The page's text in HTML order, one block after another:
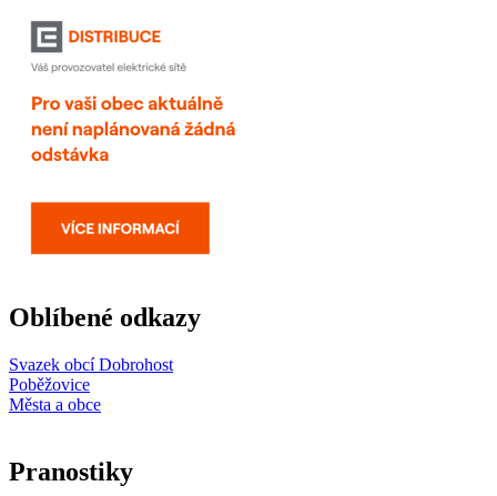
Oblíbené odkazy
Svazek obcí Dobrohost
Poběžovice
Města a obce
Pranostiky